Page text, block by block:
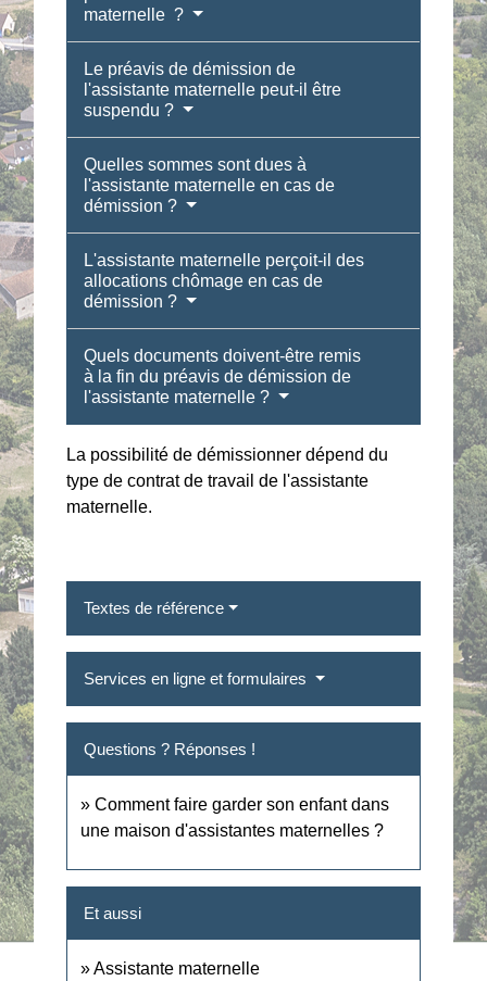
maternelle ?
Le préavis de démission de
l'assistante maternelle peut-il être
suspendu ?
Quelles sommes sont dues à
l'assistante maternelle en cas de
démission ?
L'assistante maternelle perçoit-il des
allocations chômage en cas de
démission ?
Quels documents doivent-être remis
à la fin du préavis de démission de
l'assistante maternelle ?
La possibilité de démissionner dépend du
type de contrat de travail de l'assistante
maternelle.
Textes de référence
Services en ligne et formulaires
Questions ? Réponses !
Comment faire garder son enfant dans
une maison d'assistantes maternelles ?
Et aussi
Assistante maternelle